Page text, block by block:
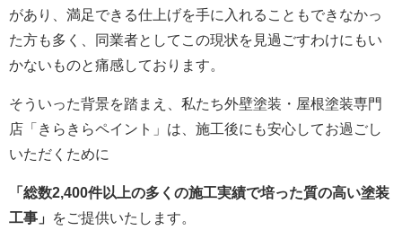
があり、満足できる仕上げを手に入れることもできなかっ
た方も多く、同業者としてこの現状を見過ごすわけにもい
かないものと痛感しております。
そういった背景を踏まえ、私たち外壁塗装・屋根塗装専門
店「きらきらペイント」は、施工後にも安心してお過ごし
いただくために
「総数2,400件以上の多くの施工実績で培った質の高い塗装
工事」
をご提供いたします。